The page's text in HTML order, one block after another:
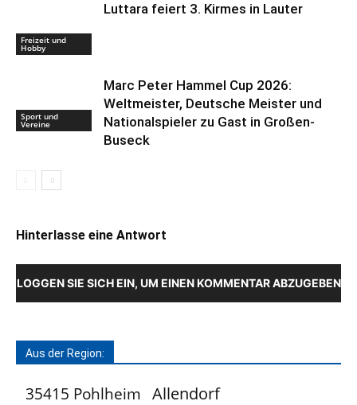
Freizeit und
Hobby
Luttara feiert 3. Kirmes in Lauter
Sport und
Vereine
Marc Peter Hammel Cup 2026:
Weltmeister, Deutsche Meister und
Nationalspieler zu Gast in Großen-
Buseck
Hinterlasse eine Antwort
LOGGEN SIE SICH EIN, UM EINEN KOMMENTAR ABZUGEBEN
Aus der Region:
35415 Pohlheim Allendorf